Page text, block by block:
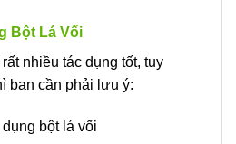
Bột Lá Vối
nhiều tác dụng tốt, tuy
bạn cần phải lưu ý:
bột lá vối